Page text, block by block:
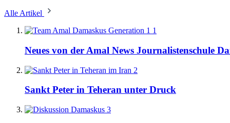
Alle Artikel
1
Neues von der Amal News Journalistenschule
2
Sankt Peter in Teheran unter Druck
3